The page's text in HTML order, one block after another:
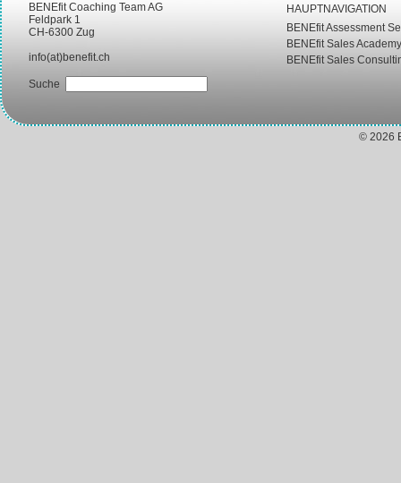
BENEfit Coaching Team AG
Feldpark 1
CH-6300 Zug
info(at)benefit.ch
Suche
HAUPTNAVIGATION
BENEfit Assessment
BENEfit Sales
BENEfit Sales
© 2026